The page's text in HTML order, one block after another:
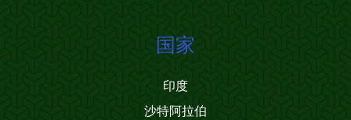
国家
印度
沙特阿拉伯